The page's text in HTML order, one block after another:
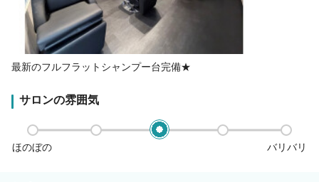
最新のフルフラットシャンプー台完備★
サロンの雰囲気
ほのぼの バリバリ